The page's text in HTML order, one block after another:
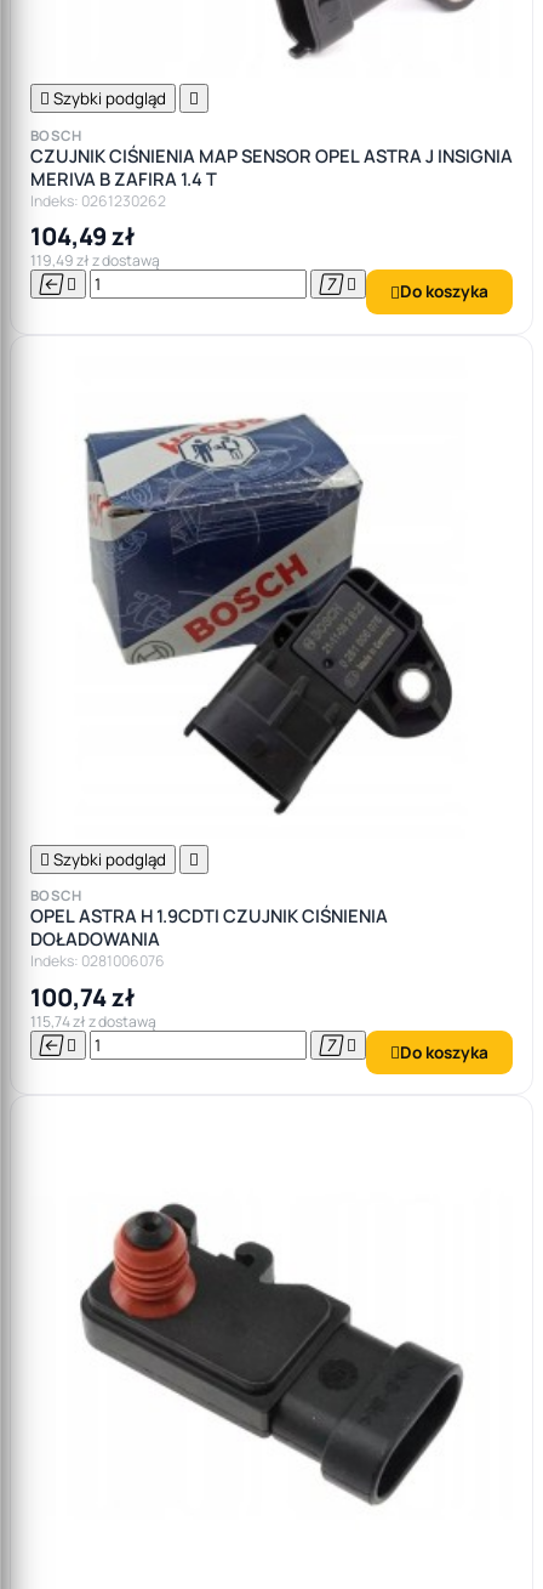
 Szybki podgląd 
BOSCH
CZUJNIK CIŚNIENIA MAP SENSOR OPEL ASTRA J INSIGNIA
MERIVA B ZAFIRA 1.4 T
Indeks: 0261230262
104,49 zł
119,49 zł z dostawą
    Do koszyka
 Szybki podgląd 
BOSCH
OPEL ASTRA H 1.9CDTI CZUJNIK CIŚNIENIA
DOŁADOWANIA
Indeks: 0281006076
100,74 zł
115,74 zł z dostawą
    Do koszyka